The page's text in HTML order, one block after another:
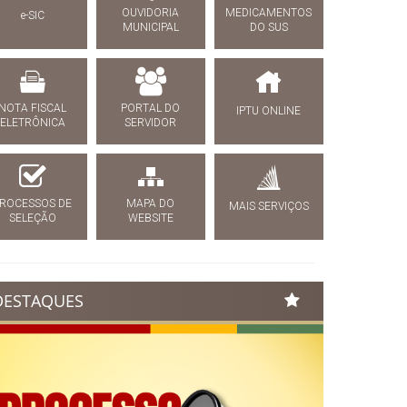
e-SIC
OUVIDORIA
MUNICIPAL
MEDICAMENTOS
DO SUS
FISCAL
ELETRÔNICA
PORTAL DO
SERVIDOR
IPTU ONLINE
DE
SELEÇÃO
MAPA DO
WEBSITE
MAIS SERVIÇOS